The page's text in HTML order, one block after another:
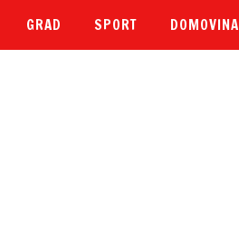
GRAD SPORT DOMOVINA